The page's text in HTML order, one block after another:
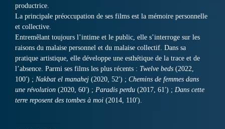
productrice.
La principale préoccupation de ses films est la mémoire personnelle
et collective.
Entremêlant toujours l’intime et le public, elle s’interroge sur les
raisons du malaise personnel et du malaise collectif. Dans sa
pratique artistique, elle développe une esthétique de la trace et de
l’absence. Parmi ses films les plus récents : Twelve beds (2022,
100′) ; Nakbat el manahej (2020, 52′) ; Chemins de femmes dans
une révolution (2020, 60′) ; Paradis perdu (2017, 61′) ; Dans cette
terre reposent des tombes à moi (2014, 110′).